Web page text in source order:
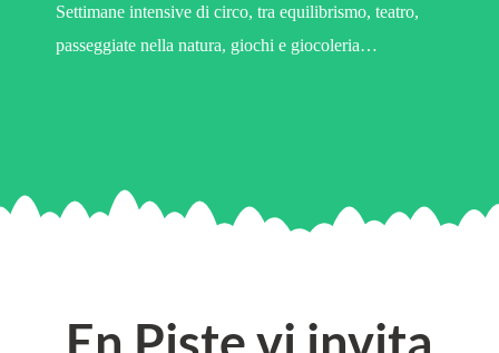
Settimane intensive di circo, tra equilibrismo, teatro,
passeggiate nella natura, giochi e giocoleria…